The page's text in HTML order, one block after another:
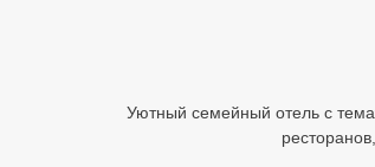
Уютный семейный отель с